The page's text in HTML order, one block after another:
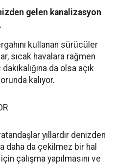
gelen kanalizasyon
kullanan sürücüler
sıcak havalara rağmen
da olsa açık
kalıyor.
yıllardır denizden
daha da çekilmez bir hal
çalışma yapılmasını ve